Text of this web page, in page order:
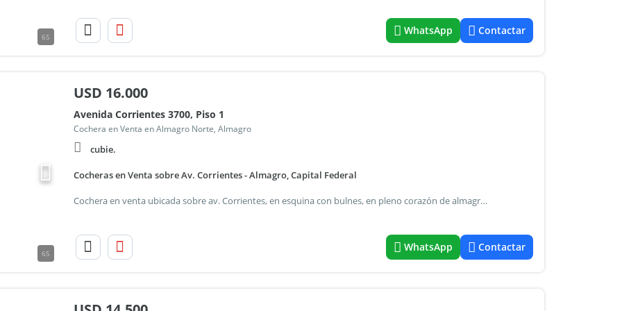
65 WhatsApp Contactar
65
USD 16.000
Avenida Corrientes 3700, Piso 1
Cochera en Venta en Almagro Norte, Almagro
cubie.
Cocheras en Venta sobre Av. Corrientes - Almagro, Capital Federal
Cochera en venta ubicada sobre av. Corrientes, en esquina con bulnes, en pleno corazón de almagro. La unidad se encuentra en primer piso, con cómodo acceso, y cuenta con espacio para vehículo estándar. Como valor agregado, dispone de baulera en la parte trasera, cerrada con jaula, ideal para guardado adicional. Ubicación estratégica, con excelente conectividad y fácil acceso, en una zona de alta demanda tanto para uso propio como inversión. Expensas a consultar consultanos para más información.
WhatsApp Contactar